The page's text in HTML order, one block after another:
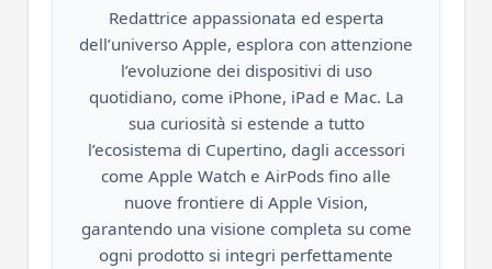
Redattrice appassionata ed esperta
dell’universo Apple, esplora con attenzione
l’evoluzione dei dispositivi di uso
quotidiano, come iPhone, iPad e Mac. La
sua curiosità si estende a tutto
l’ecosistema di Cupertino, dagli accessori
come Apple Watch e AirPods fino alle
nuove frontiere di Apple Vision,
garantendo una visione completa su come
ogni prodotto si integri perfettamente